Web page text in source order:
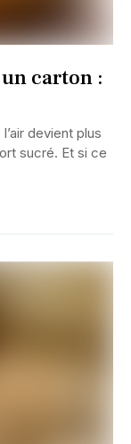
carton :
devient plus
sucré. Et si ce